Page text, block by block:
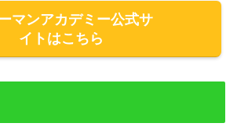
マンアカデミー公式サ
イトはこちら